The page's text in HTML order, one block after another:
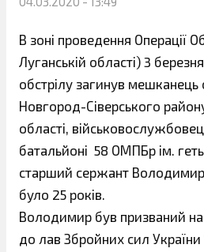
В зоні проведення Операції
Луганській області) 3
обстрілу загинув мешканець
Новгород-Сіверського району
області,
батальйоні 58 ОМПБр ім.
старший сержант
було 25 років.
Володимир був призваний
до лав Збройних сил України